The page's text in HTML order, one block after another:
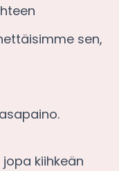
sen,
kiihkeän